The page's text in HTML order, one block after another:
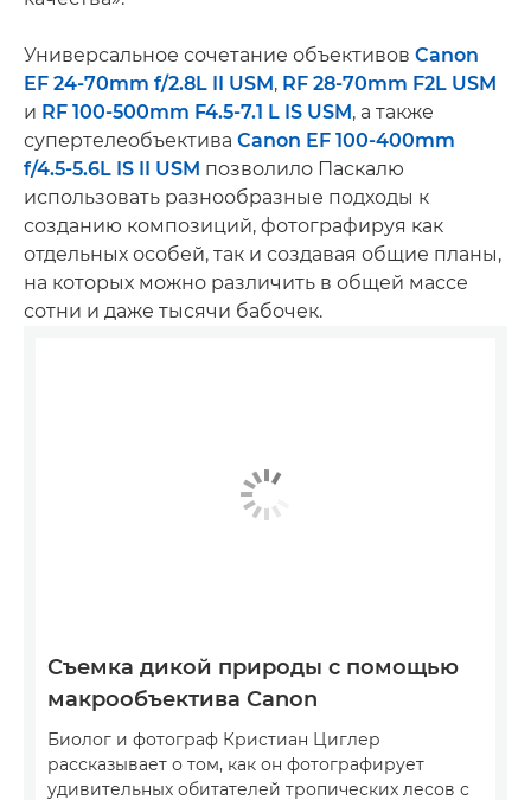
Универсальное сочетание объективов Canon
EF 24-70mm f/2.8L II USM, RF 28-70mm F2L USM
и RF 100-500mm F4.5-7.1 L IS USM, а также
супертелеобъектива Canon EF 100-400mm
f/4.5-5.6L IS II USM позволило Паскалю
использовать разнообразные подходы к
созданию композиций, фотографируя как
отдельных особей, так и создавая общие планы,
на которых можно различить в общей массе
сотни и даже тысячи бабочек.
Съемка дикой природы с помощью
макрообъектива Canon
Биолог и фотограф Кристиан Циглер
рассказывает о том, как он фотографирует
удивительных обитателей тропических лесов с